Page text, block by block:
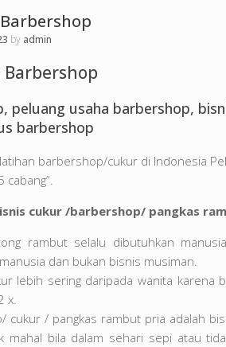
by admin
Barbershop
peluang usaha barbershop,
barbershop
barbershop/cukur di Indonesia
cabang”.
cukur /barbershop/ pangkas
rambut selalu dibutuhkan
dan bukan bisnis musiman.
lebih sering daripada wanita karena
x.
cukur / pangkas rambut pria adalah
mahal bila dalam sehari sepi atau